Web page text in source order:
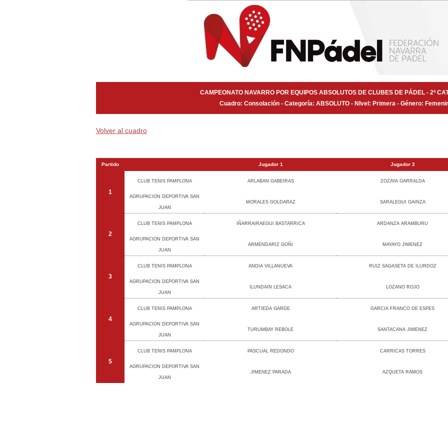
CAMPEONATO NAVARRO POR EQUIPOS ABSOLUTOS DE CLUBES DE PÁDEL - 2ª
Cuadro: Consolación - Categoría: ABSOLUTO - NIvel: Primera - Género:
Volver al cuadro
Partido Jugador 1 Jugador 2
1
CLUB TENIS PAMPLONA ARLABAN GABEIRAS ZOZAYA GARRALDA
AGRUPACION DEPORTIVA SAN
JUAN
MORALES GOLDARAZ SARALEGUI GAINZA
2
CLUB TENIS PAMPLONA IÑARRAIRAEGUI BASTARRICA ARDANZA ARAMBURU
AGRUPACION DEPORTIVA SAN
JUAN
ARMENDARIZ GOÑI MAYAYO JIMENEZ
3
CLUB TENIS PAMPLONA ANDIA VILLANUEVA RUIZ SAGASETA DE ILURDOZ
AGRUPACION DEPORTIVA SAN
JUAN
ILUNDAIN LESACA LOZANO ROJO
4
CLUB TENIS PAMPLONA ARTIEDA GARDE GARCIA FRANCO DE ESPES
AGRUPACION DEPORTIVA SAN
JUAN
TURUMBAY REBOLE SANTACANA JIMENEZ
5
CLUB TENIS PAMPLONA PASCUAL REDONDO CARRICAS TORRES
AGRUPACION DEPORTIVA SAN
JUAN
JIMENEZ PARADA AZQUETA RAMOS